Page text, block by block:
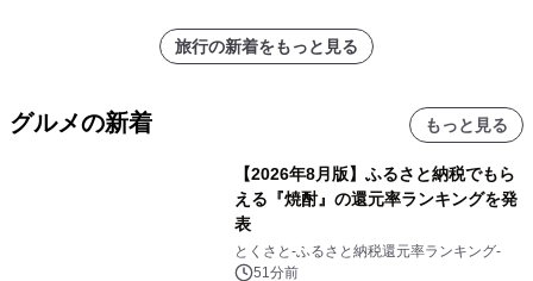
旅行の新着をもっと見る
グルメの新着 もっと見る
【2026年8月版】ふるさと納税でもら
える『焼酎』の還元率ランキングを発
表
とくさと-ふるさと納税還元率ランキング-
51分前